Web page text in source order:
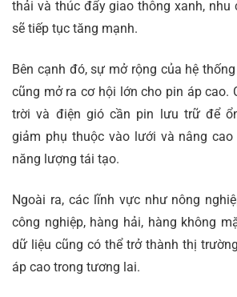
thải và thúc đẩy giao thông xanh, nhu
sẽ tiếp tục tăng mạnh.
Bên cạnh đó, sự mở rộng của hệ
cũng mở ra cơ hội lớn cho pin áp cao.
trời và điện gió cần pin lưu trữ để
giảm phụ thuộc vào lưới và nâng
năng lượng tái tạo.
Ngoài ra, các lĩnh vực như nông
công nghiệp, hàng hải, hàng không
dữ liệu cũng có thể trở thành thị
áp cao trong tương lai.